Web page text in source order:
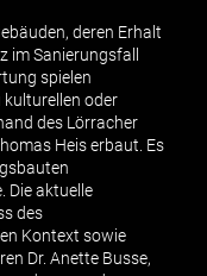
deren Erhalt
im Sanierungsfall
spielen
oder
des Lörracher
Heis erbaut. Es
Die aktuelle
des
Kontext sowie
Dr. Anette Busse,